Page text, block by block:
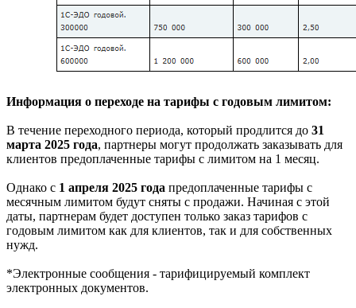
Информация о переходе на тарифы с годовым лимитом:
В течение переходного периода, который продлится до 31
марта 2025 года, партнеры могут продолжать заказывать для
клиентов предоплаченные тарифы с лимитом на 1 месяц.
Однако с 1 апреля 2025 года предоплаченные тарифы с
месячным лимитом будут сняты с продажи. Начиная с этой
даты, партнерам будет доступен только заказ тарифов с
годовым лимитом как для клиентов, так и для собственных
нужд.
*Электронные сообщения - тарифицируемый комплект
электронных документов.